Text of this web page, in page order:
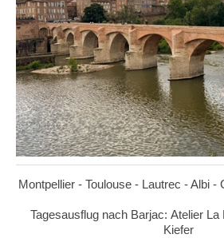
Montpellier - Toulouse - Lautrec - Albi
Tagesausflug nach Barjac: Atelier La
Kiefer